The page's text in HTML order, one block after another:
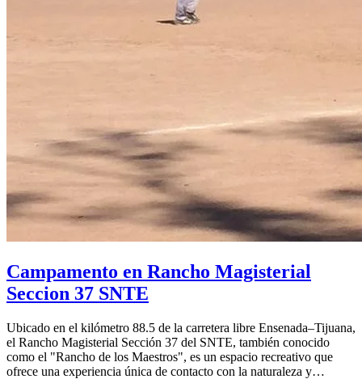
Campamento en Rancho Magisterial
Seccion 37 SNTE
Ubicado en el kilómetro 88.5 de la carretera libre Ensenada–Tijuana,
el Rancho Magisterial Sección 37 del SNTE, también conocido
como el "Rancho de los Maestros", es un espacio recreativo que
ofrece una experiencia única de contacto con la naturaleza y…